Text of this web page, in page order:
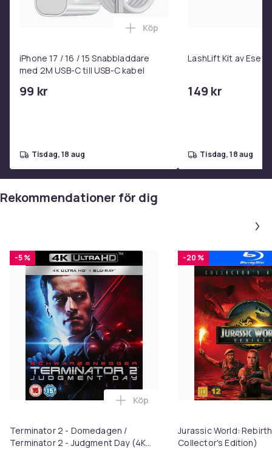
Produktsäkerhetsinformation
iPhone 17 / 16 / 15 Snabbladdare
med 2M USB-C till USB-C kabel
99 kr
Lägg till iPhone 17 / 16 / 15
Köp
tisdag, 18 aug
LashLift Kit av
149 kr
tisdag, 18 aug
Rekommendationer för dig
-5 %
Terminator 2 - Domedagen /
Terminator 2 - Judgment Day (4K
Lägg till Terminator 2 -
Köp
-20 %
Jurassic World:
Collector's Edition)